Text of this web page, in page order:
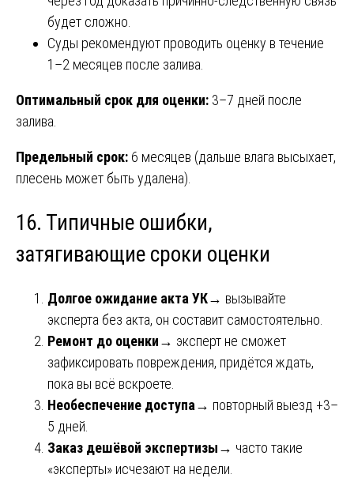
будет сложно.
Суды рекомендуют проводить оценку в течение
1–2 месяцев после залива.
Оптимальный срок для оценки: 3–7 дней после
залива.
Предельный срок: 6 месяцев (дальше влага высыхает,
плесень может быть удалена).
16. Типичные ошибки,
затягивающие сроки оценки
Долгое ожидание акта УК→ вызывайте
эксперта без акта, он составит самостоятельно.
Ремонт до оценки→ эксперт не сможет
зафиксировать повреждения, придётся ждать,
пока вы всё вскроете.
Необеспечение доступа→ повторный выезд +3–
5 дней.
Заказ дешёвой экспертизы→ часто такие
«эксперты» исчезают на недели.